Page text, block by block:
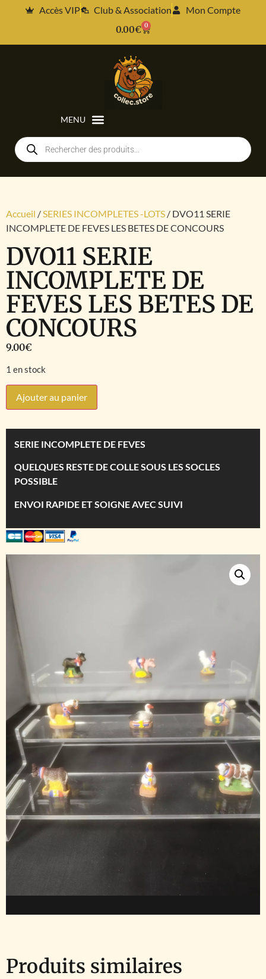
Accès VIP Club & Association
Mon Compte
0.00€ 0
Accueil /SERIES INCOMPLETES -LOTS / DVO11 SERIE
INCOMPLETE DE FEVES LES BETES DE CONCOURS
DVO11 SERIE
INCOMPLETE DE
FEVES LES BETES DE
CONCOURS
9.00€
1 en stock
Ajouter au panier
SERIE INCOMPLETE DE FEVES
QUELQUES RESTE DE COLLE SOUS LES SOCLES
POSSIBLE
ENVOI RAPIDE ET SOIGNE AVEC SUIVI
Produits similaires